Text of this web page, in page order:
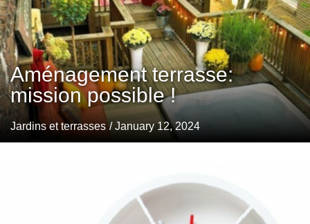
Aménagement terrasse:
mission possible !
Jardins et terrasses / January 12, 2024